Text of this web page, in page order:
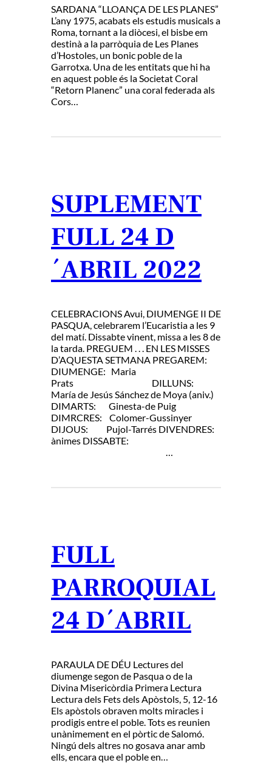
SARDANA “LLOANÇA DE LES PLANES”
L’any 1975, acabats els estudis musicals a
Roma, tornant a la diòcesi, el bisbe em
destinà a la parròquia de Les Planes
d’Hostoles, un bonic poble de la
Garrotxa. Una de les entitats que hi ha
en aquest poble és la Societat Coral
“Retorn Planenc” una coral federada als
Cors…
SUPLEMENT
FULL 24 D
´ABRIL 2022
CELEBRACIONS Avui, DIUMENGE II DE
PASQUA, celebrarem l’Eucaristia a les 9
del matí. Dissabte vinent, missa a les 8 de
la tarda. PREGUEM . . . EN LES MISSES
D’AQUESTA SETMANA PREGAREM:
DIUMENGE: Maria
Prats DILLUNS:
María de Jesús Sánchez de Moya (aniv.)
DIMARTS: Ginesta-de Puig
DIMRCRES: Colomer-Gussinyer
DIJOUS: Pujol-Tarrés DIVENDRES:
ànimes DISSABTE:
…
FULL
PARROQUIAL
24 D´ABRIL
PARAULA DE DÉU Lectures del
diumenge segon de Pasqua o de la
Divina Misericòrdia Primera Lectura
Lectura dels Fets dels Apòstols, 5, 12-16
Els apòstols obraven molts miracles i
prodigis entre el poble. Tots es reunien
unànimement en el pòrtic de Salomó.
Ningú dels altres no gosava anar amb
ells, encara que el poble en…